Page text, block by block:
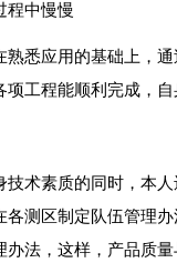
程中慢慢
悉应用的基础上，
工程能顺利完成，自
术素质的同时，本
测区制定队伍管理
法，这样，产品质